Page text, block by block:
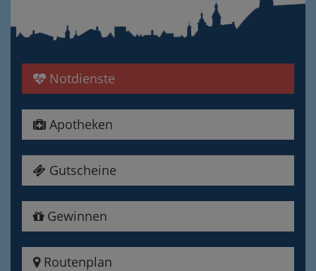
Notdienste
Apotheken
Gutscheine
Gewinnen
Routenplan